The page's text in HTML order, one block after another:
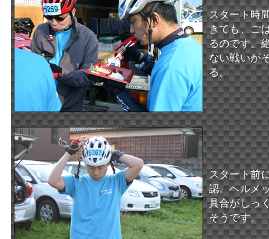
スタート時
きても、ご
るのです。
ない戦いが
る。
スタート前
認。ヘルメ
具合がしっ
そうです。